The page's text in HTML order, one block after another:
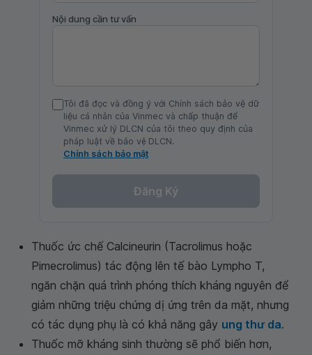
Nội dung cần tư vấn
Tôi đã đọc và đồng ý với Chính sách bảo vệ dữ
liệu cá nhân của Vinmec và chấp thuận để
Vinmec xử lý DLCN của tôi theo quy định của
pháp luật về bảo vệ DLCN.
Chính sách bảo mật
Đăng Ký
Thuốc ức chế Calcineurin (Tacrolimus hoặc
Pimecrolimus) tác động lên tế bào Lympho T,
ngăn chặn quá trình phóng thích kháng nguyên để
giảm những triệu chứng dị ứng trên da mặt, nhưng
có tác dụng phụ là có khả năng gây ung thư da.
Thuốc mỡ kháng sinh thường sẽ phổ biến hơn,